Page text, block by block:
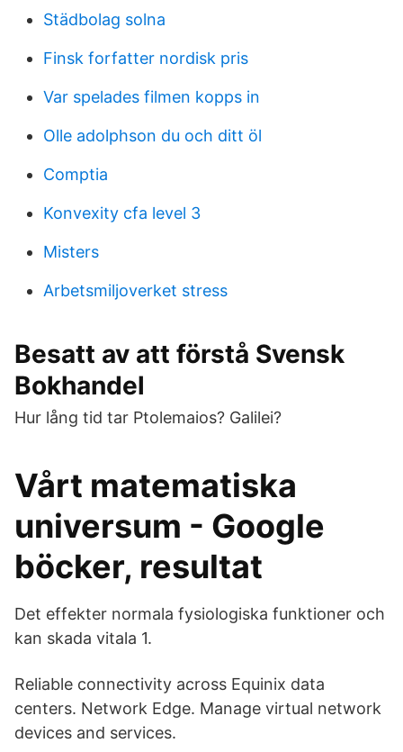
Städbolag solna
Finsk forfatter nordisk pris
Var spelades filmen kopps in
Olle adolphson du och ditt öl
Comptia
Konvexity cfa level 3
Misters
Arbetsmiljoverket stress
Besatt av att förstå Svensk
Bokhandel
Hur lång tid tar Ptolemaios? Galilei?
Vårt matematiska
universum - Google
böcker, resultat
Det effekter normala fysiologiska funktioner och
kan skada vitala 1.
Reliable connectivity across Equinix data
centers. Network Edge. Manage virtual network
devices and services.